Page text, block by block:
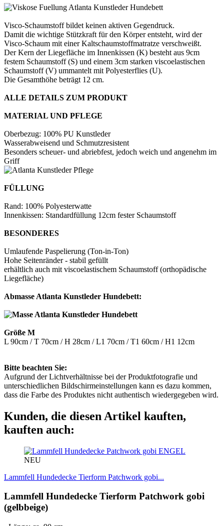
Visco-Schaumstoff bildet keinen aktiven Gegendruck.
Damit die wichtige Stützkraft für den Körper entsteht, wird der
Visco-Schaum mit einer Kaltschaumstoffmatratze verschweißt.
Der Kern der Liegefläche im Innenkissen (K) besteht aus 9cm
festem Schaumstoff (S) und einem 3cm starken viscoelastischen
Schaumstoff (V) ummantelt mit Polyesterflies (U).
Die Gesamthöhe beträgt 12 cm.
ALLE DETAILS ZUM PRODUKT
MATERIAL UND PFLEGE
Oberbezug: 100% PU Kunstleder
Wasserabweisend und Schmutzresistent
Besonders scheuer- und abriebfest, jedoch weich und angenehm im
Griff
FÜLLUNG
Rand: 100% Polyesterwatte
Innenkissen: Standardfüllung 12cm fester Schaumstoff
BESONDERES
Umlaufende Paspelierung (Ton-in-Ton)
Hohe Seitenränder - stabil gefüllt
erhältlich auch mit viscoelastischem Schaumstoff (orthopädische
Liegefläche)
Abmasse Atlanta Kunstleder Hundebett:
Größe M
L 90cm / T 70cm / H 28cm / L1 70cm / T1 60cm / H1 12cm
Bitte beachten Sie:
Aufgrund der Lichtverhältnisse bei der Produktfotografie und
unterschiedlichen Bildschirmeinstellungen kann es dazu kommen,
dass die Farbe des Produktes nicht authentisch wiedergegeben wird.
Kunden, die diesen Artikel kauften,
kauften auch:
ENGEL
NEU
Lammfell Hundedecke Tierform Patchwork gobi...
Lammfell Hundedecke Tierform Patchwork gobi
(gelbbeige)